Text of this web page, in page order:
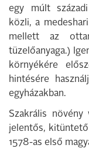
egy múlt
közli, a
mellett az
tüzelőanyaga.)
környékére
hintésére
egyházakban.
Szakrális
jelentős,
1578-as első